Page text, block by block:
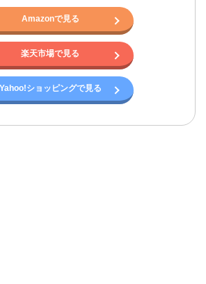
Amazonで見る
楽天市場で見る
Yahoo!ショッピングで見る